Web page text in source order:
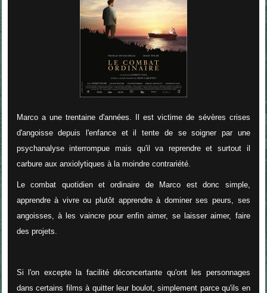
Marco a une trentaine d'années. Il est victime de sévères crises
d'angoisse depuis l'enfance et il tente de se soigner par une
psychanalyse interrompue mais qu'il va reprendre et surtout il
carbure aux anxiolytiques à la moindre contrariété.
Le combat quotidien et ordinaire de Marco est donc simple,
apprendre à vivre ou plutôt apprendre à dominer ses peurs, ses
angoisses, à les vaincre pour enfin aimer, se laisser aimer, faire
des projets.
Si l'on excepte la facilité déconcertante qu'ont les personnages
dans certains films à quitter leur boulot, simplement parce qu'ils en